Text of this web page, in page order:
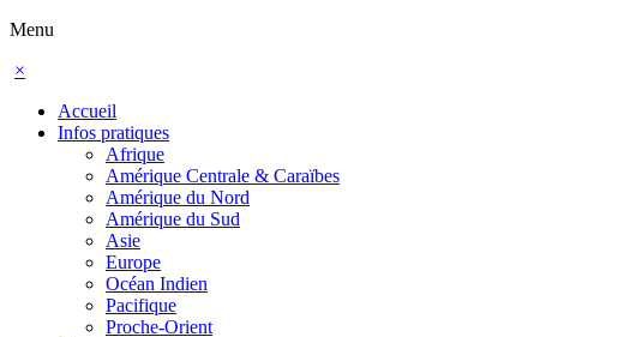
Menu
×
Accueil
Infos pratiques
Afrique
Amérique Centrale & Caraïbes
Amérique du Nord
Amérique du Sud
Asie
Europe
Océan Indien
Pacifique
Proche-Orient